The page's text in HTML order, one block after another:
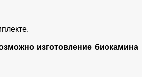
изготовление биокамина